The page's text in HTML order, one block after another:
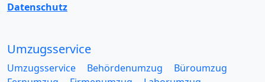
Datenschutz
Umzugsservice
Umzugsservice Behördenumzug
Büroumzug